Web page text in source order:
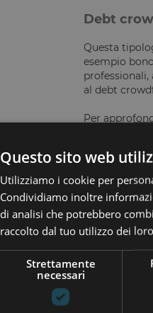
Debt
Questa
esempio
professionali,
al debt
Per
Lending
Un altro
possono
essa un
maggiorate
modalità
lending,
come ad
tra la
del capitale
Questo sito web
Utilizziamo i cookie per
Condividiamo inoltre
di analisi che potrebbero
raccolto dal tuo utilizzo dei
Strettamente
necessari